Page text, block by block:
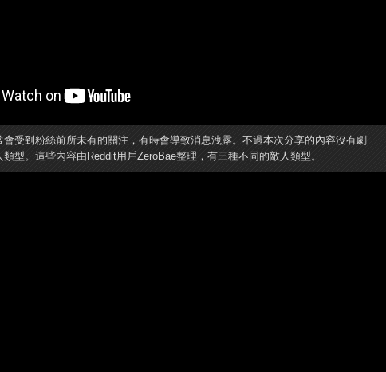
受到粉絲前所未有的關注，有時會導致消息洩露。不過本次分享的內容沒有劇
型。這些內容由Reddit用戶ZeroBae整理，有三種不同的敵人類型。